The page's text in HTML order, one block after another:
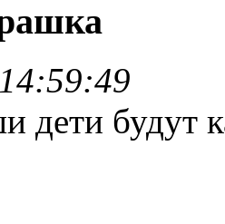
дети будут